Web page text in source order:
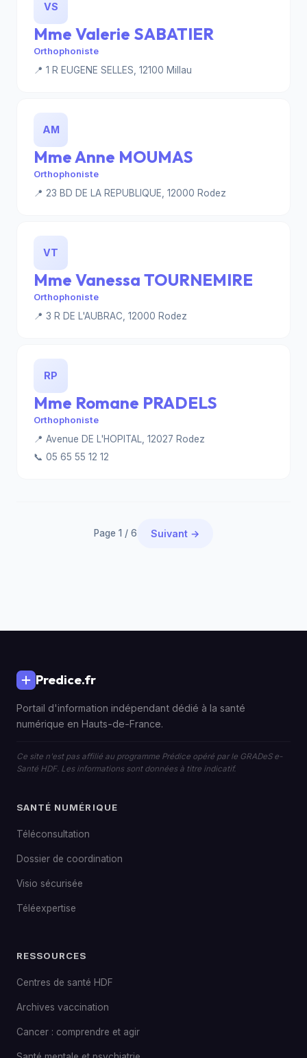
VS
Mme Valerie SABATIER
Orthophoniste
📍 1 R EUGENE SELLES, 12100 Millau
AM
Mme Anne MOUMAS
Orthophoniste
📍 23 BD DE LA REPUBLIQUE, 12000 Rodez
VT
Mme Vanessa TOURNEMIRE
Orthophoniste
📍 3 R DE L'AUBRAC, 12000 Rodez
RP
Mme Romane PRADELS
Orthophoniste
📍 Avenue DE L'HOPITAL, 12027 Rodez
📞 05 65 55 12 12
Page 1 / 6 Suivant →
Predice.fr
Portail d'information indépendant dédié à la santé
numérique en Hauts-de-France.
Ce site n'est pas affilié au programme Prédice opéré par le GRADeS e-
Santé HDF. Les informations sont données à titre indicatif.
SANTÉ NUMÉRIQUE
Téléconsultation
Dossier de coordination
Visio sécurisée
Téléexpertise
RESSOURCES
Centres de santé HDF
Archives vaccination
Cancer : comprendre et agir